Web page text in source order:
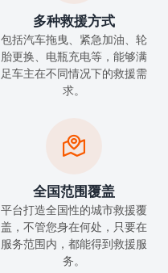
多种救援方式
包括汽车拖曳、紧急加油、轮
胎更换、电瓶充电等，能够满
足车主在不同情况下的救援需
求。

全国范围覆盖
平台打造全国性的城市救援覆
盖，不管您身在何处，只要在
服务范围内，都能得到救援服
务。